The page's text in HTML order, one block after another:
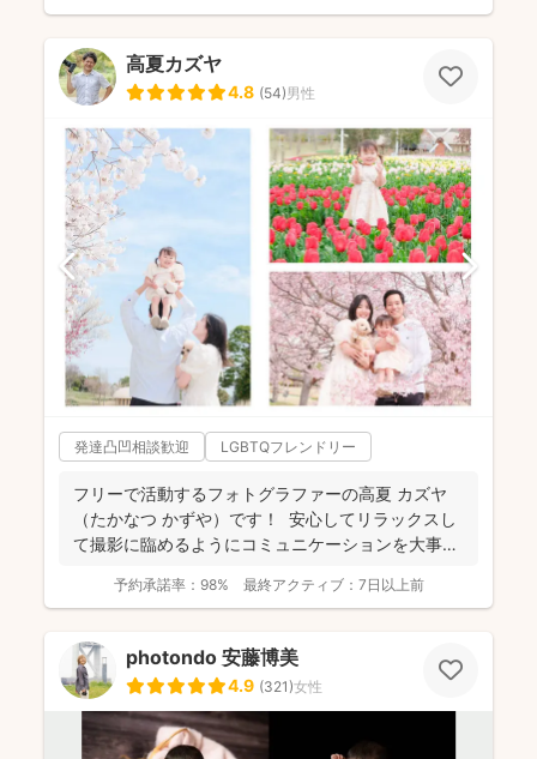
高夏カズヤ
4.8 (54)男性
発達凸凹相談歓迎 LGBTQフレンドリー
フリーで活動するフォトグラファーの高夏 カズヤ
（たかなつ かずや）です！ 安心してリラックスし
て撮影に臨めるようにコミュニケーションを大事に
予約承諾率： 98% 最終アクティブ： 7日以上前
photondo 安藤博美
4.9 (321)女性